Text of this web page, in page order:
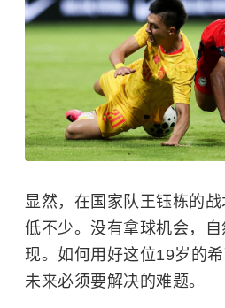
显然，在国家队王钰栋的
低不少。没有拿球机会，
现。如何用好这位19岁的
未来必须要解决的难题。